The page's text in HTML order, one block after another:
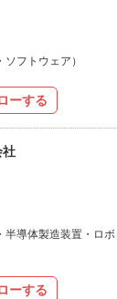
フトウェア）
ーする
社
導体製造装置・ロボ
ーする